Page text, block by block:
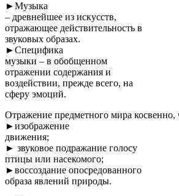
►Музыка
– древнейшее из искусств,
отражающее действительность в
звуковых образах.
►Специфика
музыки – в обобщенном
отражении содержания и
воздействии, прежде всего, на
сферу эмоций.
Отражение предметного мира косвенно,
►изображение
движения;
► звуковое подражание голосу
птицы или насекомого;
►воссоздание опосредованного
образа явлений природы.